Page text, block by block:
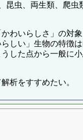
虫、両生類、爬虫
わいらしさ」の対
しい」生物の特徴
した点から一般に
析をすすめたい。